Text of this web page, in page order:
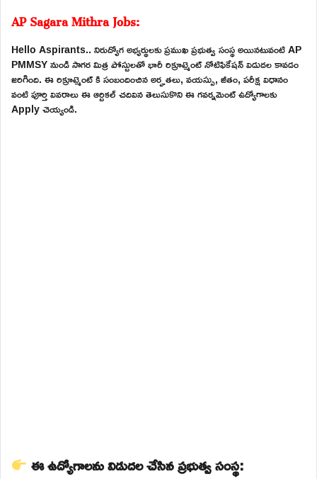
AP Sagara Mithra Jobs:
Hello Aspirants.. నిరుద్యోగ అభ్యర్థులకు ప్రముఖ ప్రభుత్వ సంస్థ అయినటువంటి AP
PMMSY నుండి సాగర మిత్ర పోస్టులతో భారీ రిక్రూట్మెంట్ నోటిఫికేషన్ విడుదల కావడం
జరిగింది. ఈ రిక్రూట్మెంట్ కి సంబందించిన అర్హతలు, వయస్సు, జీతం, పరీక్ష విధానం
వంటి పూర్తి వివరాలు ఈ ఆర్టికల్ చదివిన తెలుసుకొని ఈ గవర్నమెంట్ ఉద్యోగాలకు
Apply చెయ్యండి.
ఈ ఉద్యోగాలను విడుదల చేసిన ప్రభుత్వ సంస్థ: